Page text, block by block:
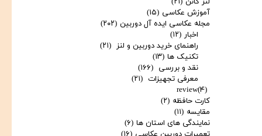
آموزش عکاسی (۱۵)
مجله عکاسی ایده آل دوربین (۲۰۲)
اخبار (۱۲)
راهنمای خرید دوربین و لنز
(۲۱)
تکنیک ها (۱۳)
نقد و بررسی (۱۶۶)
معرفی تجهیزات (۲۱)
review(۴)
کارت حافظه (۲)
مقایسه (۱۱)
نمایندگی های استان ها (۶)